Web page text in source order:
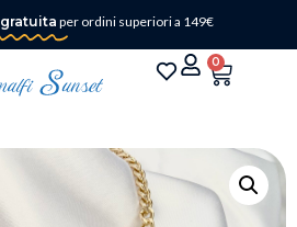
gratuita per ordini superiori a 149€
0